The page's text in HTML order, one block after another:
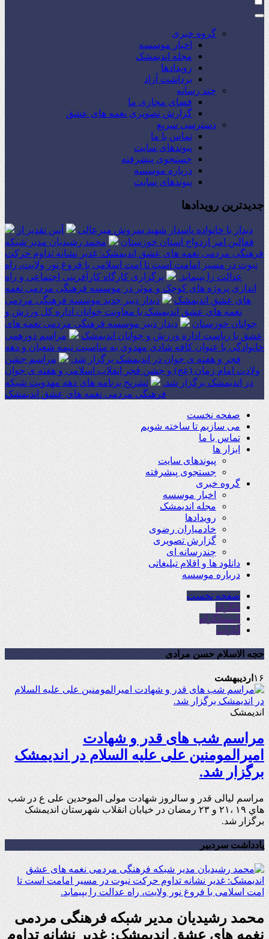
گروه خبری
اخبار موسسه
مجله اندیمشک
رویدادها
برداشت آزاد
چند رسانه
فضای مجازی ما
گزارش تصویری نغمه های عشق
دسترسی سریع
تماس با ما
پیوندهای سایت
جستجوی پیشرفته
درباره موسسه
پیوندهای سایت
جدیدترین رویدادها
دیدار با خانواده پاسدار شهید سروش میرعالی
آیین تقدیر از
فعالین امر ازدواج استان خوزستان
محمد رشیدیان مدیر شبکه
فرهنگی مردمی نغمه های عشق اندیمشک: غدیر نشانه تداوم حرکت
نبوت در مسیر امامت است تا امت اسلامی با فروغ نور ولایت، راه
عدالت را بپیماید.
برگزاری کارگاه کارآفرینی اجتماعی و راه
اندازی پروژه های کوچک و موثر در موسسه فرهنگی مردمی نغمه
های عشق اندیمشک
دیدار دبیر جدید موسسه فرهنگی مردمی
نغمه های عشق اندیمشک با معاونت جوانان اداره کل ورزش و
جوانان خوزستان
دیدار دبیر موسسه فرهنگی مردمی نغمه های
عشق با ریاست اداره ورزش و جوانان اندیمشک
مراسم دورهمی
خانوادگی با عنوان کافه شادی مهدوی به مناسبت نیمه شعبان و دهه
فجر و هفته ی جوان در اندیمشک برگزار شد.
مراسم جشن
ولادت امام زمان (عج) و جشن فجر انقلاب اسلامی و هفته ی جوان
در اندیمشک برگزار شد.
تشریح برنامه های دهه مهدویت شبکه
فرهنگی مردمی نغمه های عشق اندیمشک
صفحه نخست
می سازیم تا ساخته شویم
تماس با ما
ابزار ها
پیوندهای سایت
جستجوی پیشرفته
گروه خبری
اخبار موسسه
مجله اندیمشک
رویدادها
خادمیاران رضوی
گزارش تصویری
چندرسانه ای
دانلود ها و اقلام تبلیغاتی
درباره موسسه
صفحه نخست
تلگرام
اینستاگرام
آپارات
حجه الاسلام حسن مرادی
۱۶اردیبهشت
اندیمشک
مراسم شب های قدر و شهادت
امیرالمومنین علی علیه السلام در اندیمشک
برگزار شد.
مراسم لیالی قدر و سالروز شهادت مولی الموحدین علی ع در شب
هاي ۱۹ ،۲۱ و ۲۳ رمضان در خیابان انقلاب شهرستان اندیمشک
برگزار شد.
یادداشت سردبیر
محمد رشیدیان مدیر شبکه فرهنگی مردمی
نغمه های عشق اندیمشک: غدیر نشانه تداوم